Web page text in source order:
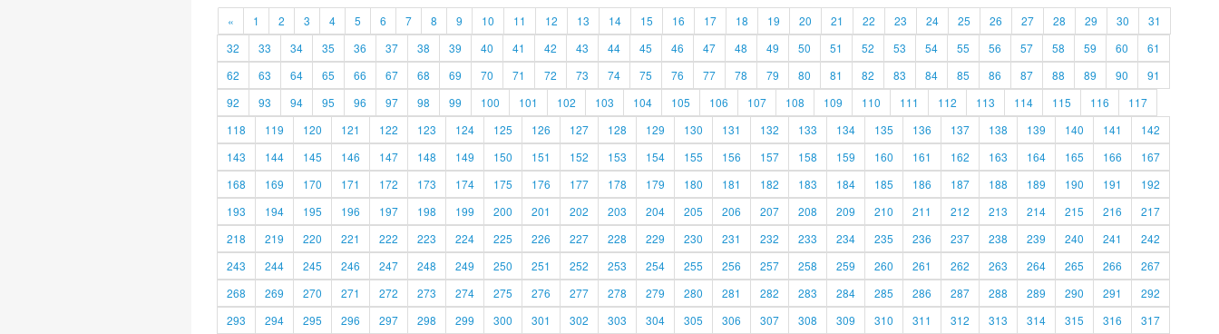
« 1 2 3 4 5 6 7 8 9 10 11 12 13 14 15 16 17 18 19 20 21 22 23 24 25 26 27 28 29 30
31
32
33 34 35 36 37 38 39 40 41 42 43 44 45 46 47 48 49 50 51 52 53 54 55 56 57 58 59 60
61
62
63 64 65 66 67 68 69 70 71 72 73 74 75 76 77 78 79 80 81 82 83 84 85 86 87 88 89 90
91
92
93 94 95 96 97 98 99 100 101 102 103 104 105 106 107 108 109 110 111 112 113 114 115 116
117
118
119 120 121 122 123 124 125 126 127 128 129 130 131 132 133 134 135 136 137 138 139 140 141
142
143
144 145 146 147 148 149 150 151 152 153 154 155 156 157 158 159 160 161 162 163 164 165 166
167
168
169 170 171 172 173 174 175 176 177 178 179 180 181 182 183 184 185 186 187 188 189 190 191
192
193
194 195 196 197 198 199 200 201 202 203 204 205 206 207 208 209 210 211 212 213 214 215 216
217
218
219 220 221 222 223 224 225 226 227 228 229 230 231 232 233 234 235 236 237 238 239 240 241
242
243
244 245 246 247 248 249 250 251 252 253 254 255 256 257 258 259 260 261 262 263 264 265 266
267
268
269 270 271 272 273 274 275 276 277 278 279 280 281 282 283 284 285 286 287 288 289 290 291
292
293
294 295 296 297 298 299 300 301 302 303 304 305 306 307 308 309 310 311 312 313 314 315 316 317